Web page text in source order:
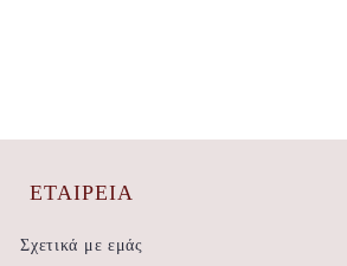
ΕΤΑΙΡΕΊΑ
Σχετικά με εμάς